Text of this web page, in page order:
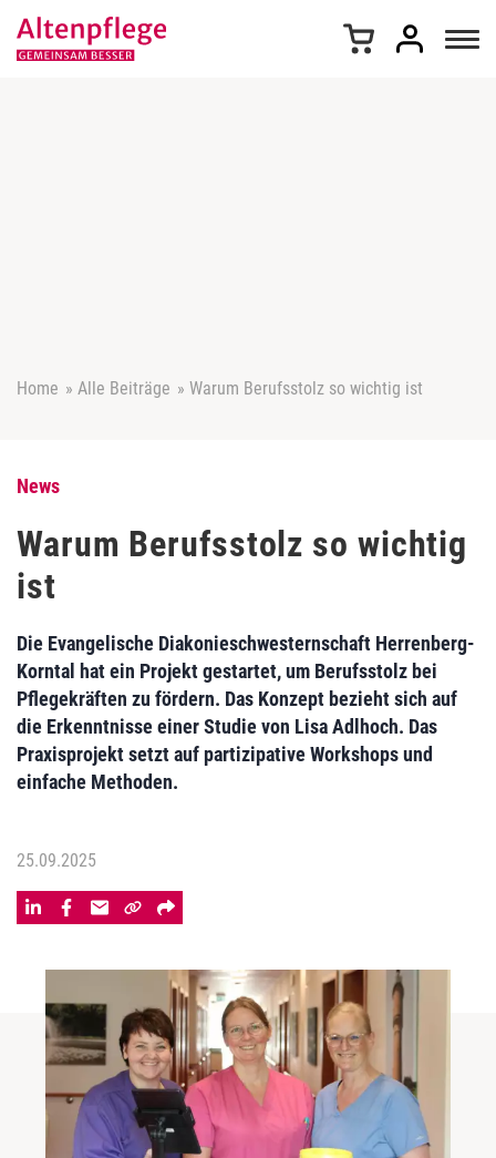
Home » Alle Beiträge » Warum Berufsstolz so wichtig ist
News
Warum Berufsstolz so wichtig
ist
Die Evangelische Diakonieschwesternschaft Herrenberg-
Korntal hat ein Projekt gestartet, um Berufsstolz bei
Pflegekräften zu fördern. Das Konzept bezieht sich auf
die Erkenntnisse einer Studie von Lisa Adlhoch. Das
Praxisprojekt setzt auf partizipative Workshops und
einfache Methoden.
25.09.2025